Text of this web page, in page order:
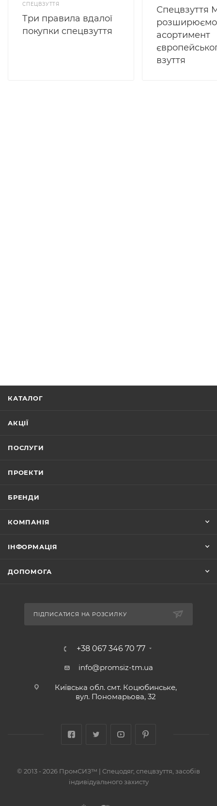
СПЕЦВЗУТТЯ
Три правила вдалої
покупки спецвзуття
Спецвзуття
розширюємо
асортимент
взуття
КАТАЛОГ
АКЦІЇ
ПОСЛУГИ
ПРОЕКТИ
БРЕНДИ
КОМПАНІЯ
ІНФОРМАЦІЯ
ДОПОМОГА
ПІДПИСАТИСЯ НА РОЗСИЛКУ
+38 067 346 70 77
info@promsiz-tm.ua
Київська обл. смт. Коцюбинське,
вул. Пономарьова, 32
© 2013 - 2026 ПромСИЗ™ | Спецодяг, спецвзуття, засобів
індивідуального захисту